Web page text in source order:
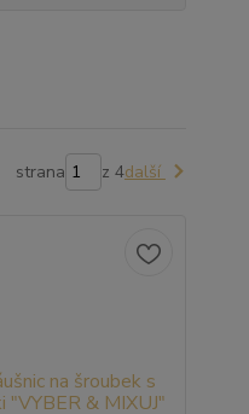
strana z 4další